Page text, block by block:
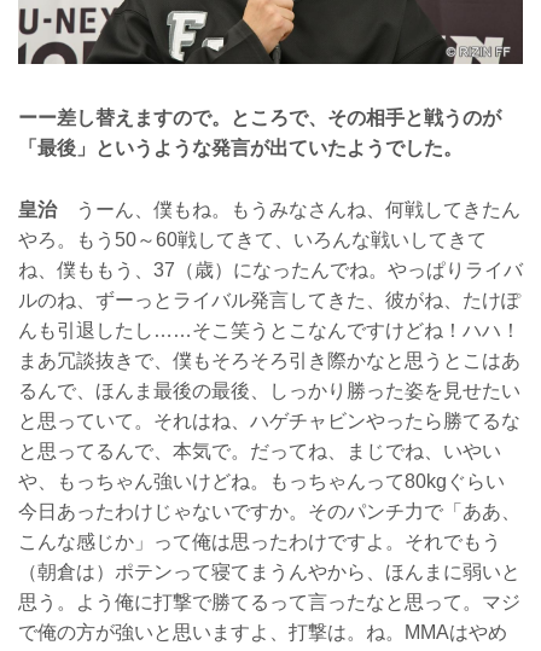
ーー差し替えますので。ところで、その相手と戦うのが
「最後」というような発言が出ていたようでした。
皇治うーん、僕もね。もうみなさんね、何戦してきたん
やろ。もう50～60戦してきて、いろんな戦いしてきて
ね、僕ももう、37（歳）になったんでね。やっぱりライバ
ルのね、ずーっとライバル発言してきた、彼がね、たけぽ
んも引退したし……そこ笑うとこなんですけどね！ハハ！
まあ冗談抜きで、僕もそろそろ引き際かなと思うとこはあ
るんで、ほんま最後の最後、しっかり勝った姿を見せたい
と思っていて。それはね、ハゲチャビンやったら勝てるな
と思ってるんで、本気で。だってね、まじでね、いやい
や、もっちゃん強いけどね。もっちゃんって80kgぐらい
今日あったわけじゃないですか。そのパンチ力で「ああ、
こんな感じか」って俺は思ったわけですよ。それでもう
（朝倉は）ポテンって寝てまうんやから、ほんまに弱いと
思う。よう俺に打撃で勝てるって言ったなと思って。マジ
で俺の方が強いと思いますよ、打撃は。ね。MMAはやめ